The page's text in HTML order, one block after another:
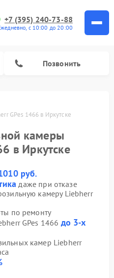
+7 (395) 240-73-88
с 10:00 до 20:00
Позвонить
GPes 1466 в Иркутске
камеры
в Иркутске
руб.
даже при отказе
камеру Liebherr
по ремонту
GPes 1466 до 3-х
камер Liebherr